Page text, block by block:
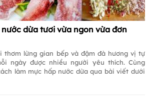
dừa tươi vừa ngon vừa đơn
thơm lừng gian bếp và đậm đà hương vị tự
ngày được nhiều người yêu thích. Cùng
làm mực hấp nước dừa qua bài viết dưới